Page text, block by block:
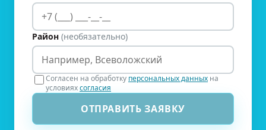
Район (необязательно)
Согласен на обработку персональных данных на
условияхсогласия
ОТПРАВИТЬ ЗАЯВКУ